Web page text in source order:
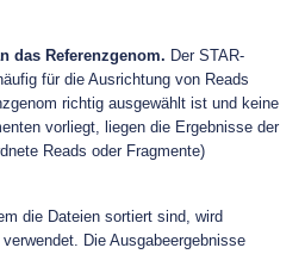
das Referenzgenom. Der STAR-
für die Ausrichtung von Reads
richtig ausgewählt ist und keine
vorliegt, liegen die Ergebnisse der
Reads oder Fragmente)
die Dateien sortiert sind, wird
Die Ausgabeergebnisse